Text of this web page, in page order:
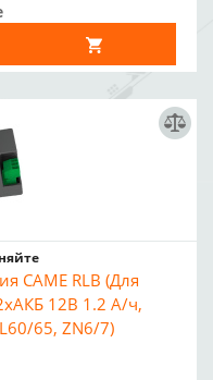
CAME RLB (Для
12В 1.2 А/ч,
65, ZN6/7)